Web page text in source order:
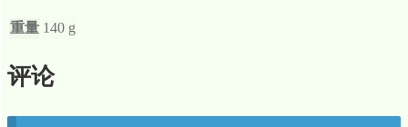
重量 140 g
评论